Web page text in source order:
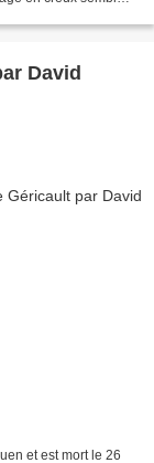
David
et est mort le 26